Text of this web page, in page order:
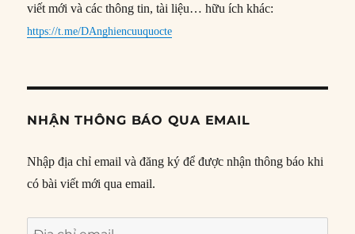
viết mới và các thông tin, tài liệu… hữu ích khác:
https://t.me/DAnghiencuuquocte
NHẬN THÔNG BÁO QUA EMAIL
Nhập địa chỉ email và đăng ký để được nhận thông báo khi
có bài viết mới qua email.
Địa